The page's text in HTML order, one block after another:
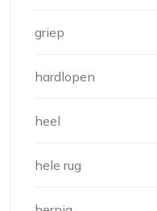
griep
hardlopen
heel
hele rug